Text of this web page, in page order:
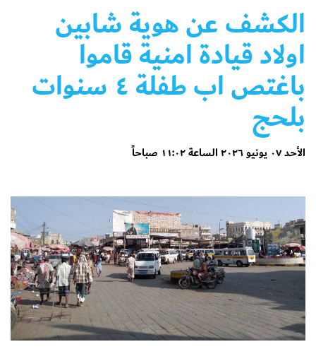
الكشف عن هوية شابين
اولاد قيادة امنية قاموا
باغتص اب طفلة ٤ سنوات
بلحج
الأحد ٠٧ يونيو ٢٠٢٦ الساعة ١١:٠٢ صباحاً